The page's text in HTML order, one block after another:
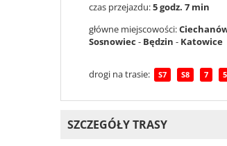
czas przejazdu:5 godz. 7 min
główne miejscowości:
Sosnowiec - Będzin - Katowice
drogi na trasie: S7 S8 7
SZCZEGÓŁY TRASY